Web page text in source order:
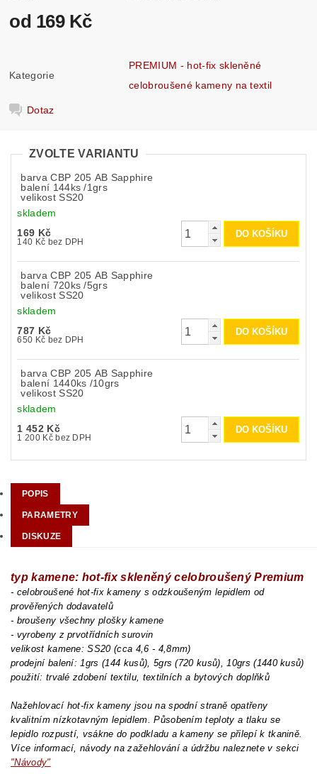
od 169 Kč
Kategorie
PREMIUM - hot-fix skleněné
celobroušené kameny na textil
Dotaz
ZVOLTE VARIANTU
barva CBP 205 AB Sapphire
balení 144ks /1grs
velikost SS20
skladem
169 Kč
140 Kč bez DPH
barva CBP 205 AB Sapphire
balení 720ks /5grs
velikost SS20
skladem
787 Kč
650 Kč bez DPH
barva CBP 205 AB Sapphire
balení 1440ks /10grs
velikost SS20
skladem
1 452 Kč
1 200 Kč bez DPH
POPIS
PARAMETRY
DISKUZE
typ kamene: hot-fix skleněný celobroušený Premium
- celobroušené hot-fix kameny s odzkoušeným lepidlem od
prověřených dodavatelů
- broušeny všechny plošky kamene
- vyrobeny z prvotřídních surovin
velikost kamene: SS20 (cca 4,6 - 4,8mm)
prodejní balení: 1grs (144 kusů), 5grs (720 kusů), 10grs (1440 kusů)
použití: trvalé zdobení textilu, textilních a bytových doplňků
Nažehlovací hot-fix kameny jsou na spodní straně opatřeny
kvalitním nízkotavným lepidlem. Působením teploty a tlaku se
lepidlo rozpustí, vsákne do podkladu a kameny se přilepí k tkanině.
Více informací, návody na zažehlování a údržbu naleznete v sekci
"Návody"